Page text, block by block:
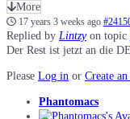
More
17 years 3 weeks ago
Replied by Lintzyon topic
Der Rest ist jetzt an die
Please Log in or Create
Phantomacs